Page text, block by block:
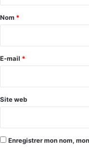
a
e
Nom *
E-mail *
Site web
Enregistrer mon nom,